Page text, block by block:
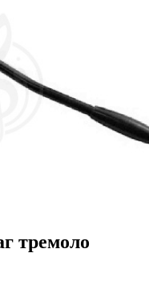
тремоло